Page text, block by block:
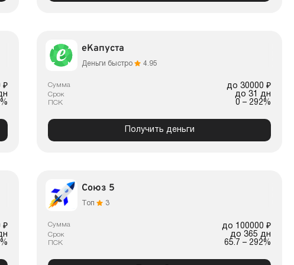
₽
еКапуста
Деньги быстро 4.95
Сумма до 30000 ₽
Срок до 31 дн
ПСК 0 – 292%
Получить деньги
₽
Союз 5
Топ 3
Сумма до 100000 ₽
Срок до 365 дн
ПСК 65.7 – 292%